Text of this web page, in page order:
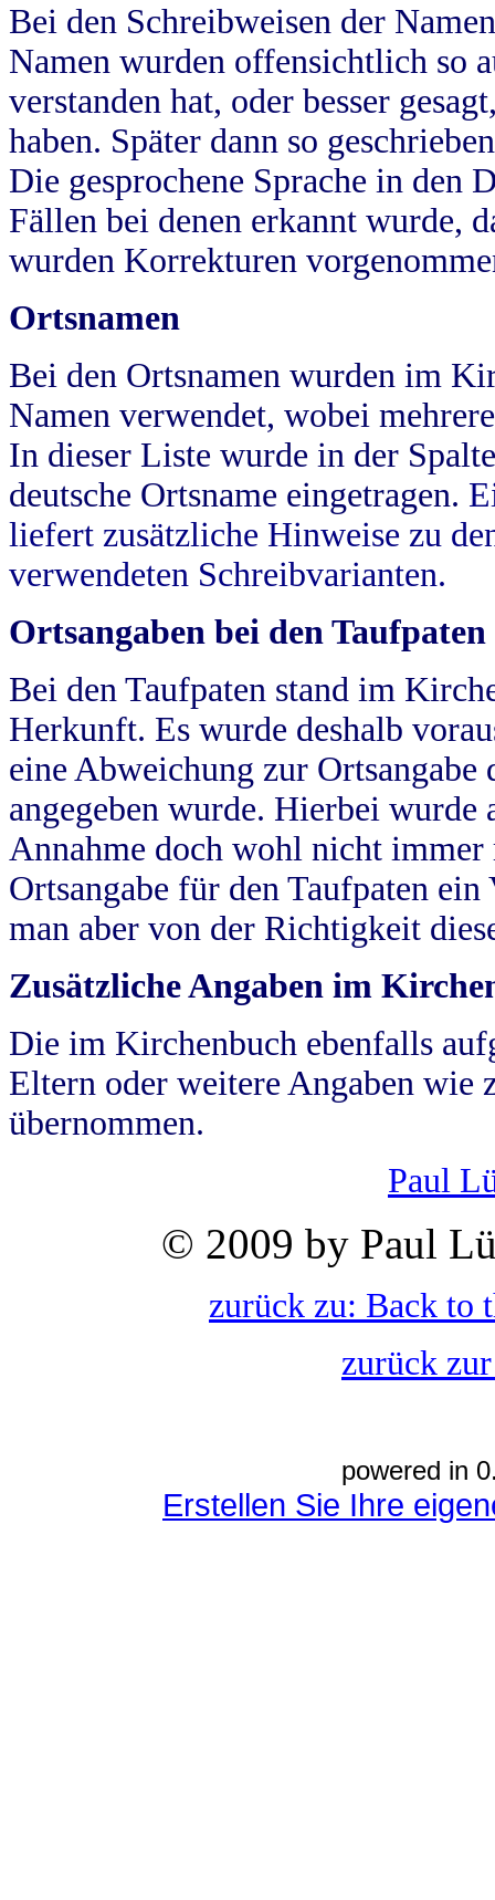
Bei den Schreibweisen der
Namen wurden offensichtlich so
verstanden hat, oder besser
haben. Später dann so
Die gesprochene Sprache in
Fällen bei denen erkannt wurde,
wurden Korrekturen
Ortsnamen
Bei den Ortsnamen wurden im
Namen verwendet, wobei
In dieser Liste wurde in der
deutsche Ortsname eingetragen.
liefert zusätzliche Hinweise zu
verwendeten Schreibvarianten.
Ortsangaben bei den Taufpaten
Bei den Taufpaten stand im
Herkunft. Es wurde deshalb
eine Abweichung zur
angegeben wurde. Hierbei wurde
Annahme doch wohl nicht
Ortsangabe für den Taufpaten
man aber von der Richtigkeit
Zusätzliche Angaben im
Die im Kirchenbuch ebenfalls
Eltern oder weitere Angaben wie
übernommen.
Paul
© 2009 by Paul
zurück zu: Back to
zurück
powered in
Erstellen Sie Ihre